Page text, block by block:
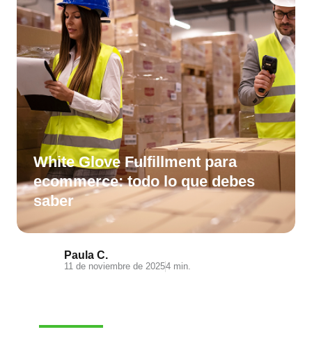
White Glove Fulfillment para
ecommerce: todo lo que debes
saber
Paula C.
11 de noviembre de 20254 min.